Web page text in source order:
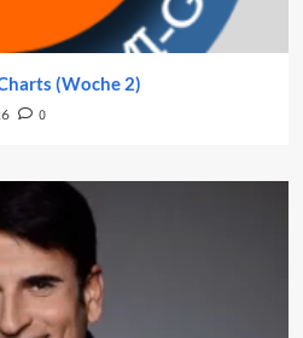
(Woche 2)
0